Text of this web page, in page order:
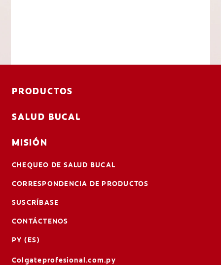
PRODUCTOS
SALUD BUCAL
MISIÓN
CHEQUEO DE SALUD BUCAL
CORRESPONDENCIA DE PRODUCTOS
SUSCRÍBASE
CONTÁCTENOS
PY (ES)
Colgateprofesional.com.py